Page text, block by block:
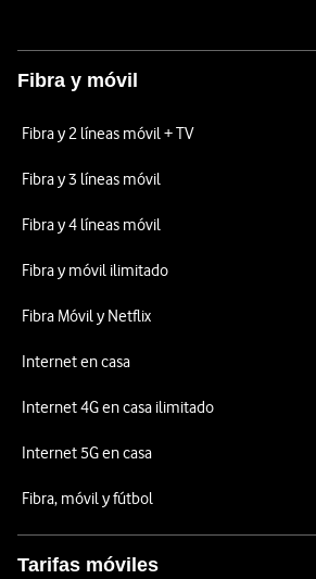
Fibra y móvil
Fibra y 2 líneas móvil + TV
Fibra y 3 líneas móvil
Fibra y 4 líneas móvil
Fibra y móvil ilimitado
Fibra Móvil y Netflix
Internet en casa
Internet 4G en casa ilimitado
Internet 5G en casa
Fibra, móvil y fútbol
Tarifas móviles